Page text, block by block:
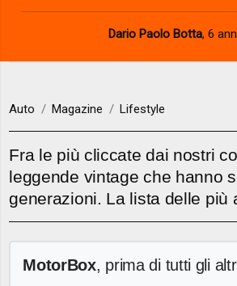
Dario Paolo Botta, 6
Auto Magazine Lifestyle
Fra le più cliccate dai nostri
leggende vintage che hanno
generazioni. La lista delle più
MotorBox, prima di tutti gli